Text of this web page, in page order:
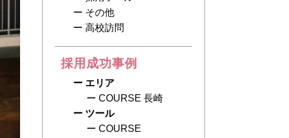
その他
高校訪問
採用成功事例
エリア
COURSE 長崎
ツール
COURSE